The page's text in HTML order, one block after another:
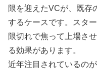
限を迎えたVCが、既存
するケースです。スタ
限切れで焦って上場さ
る効果があります。
近年注目されているの